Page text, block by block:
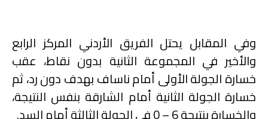
وفي المقابل يحتل الفريق الأردني المركز الرابع
والأخير في المجموعة الثانية بدون نقاط، عقب
خسارة الجولة الأولى أمام ناساف بهدف دون رد، ثم
خسارة الجولة الثانية أمام الشارقة بنفس النتيجة،